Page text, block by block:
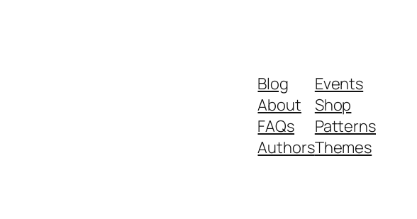
Blog
About
FAQs
Authors
Events
Shop
Patterns
Themes